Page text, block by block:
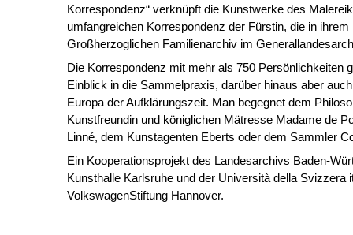
Korrespondenz“ verknüpft die Kunstwerke des
umfangreichen Korrespondenz der Fürstin, die in
Großherzoglichen Familienarchiv im
Die Korrespondenz mit mehr als 750 Persönlichkeiten
Einblick in die Sammelpraxis, darüber hinaus aber
Europa der Aufklärungszeit. Man begegnet dem
Kunstfreundin und königlichen Mätresse Madame de
Linné, dem Kunstagenten Eberts oder dem Sammler
Ein Kooperationsprojekt des Landesarchivs Baden-
Kunsthalle Karlsruhe und der Università della Svizzera
VolkswagenStiftung Hannover.